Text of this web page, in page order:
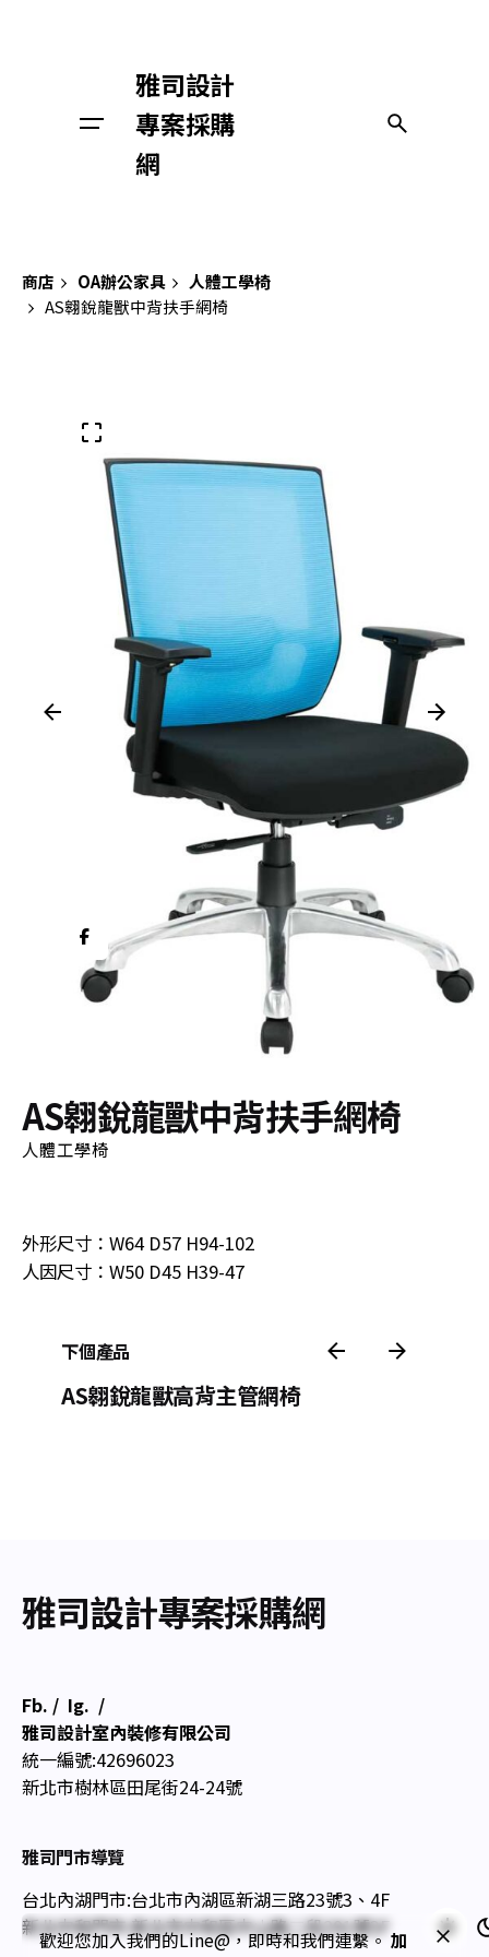
雅司設計
專案採購
網
商店 OA辦公家具
人體工學椅
AS翱銳龍獸中背扶手網椅
AS翱銳龍獸中背扶手網椅
人體工學椅
外形尺寸：W64 D57 H94-102
人因尺寸：W50 D45 H39-47
下個產品
AS翱銳龍獸高背主管網椅
雅司設計專案採購網
Fb. / Ig. /
雅司設計室內裝修有限公司
統一編號:42696023
新北市樹林區田尾街24-24號
雅司門市導覽
台北內湖門市:台北市內湖區新湖三路23號3、4F
新北中和門市:新北市中和區中山路二段291號3F
歡迎您加入我們的Line@，即時和我們連繫。加